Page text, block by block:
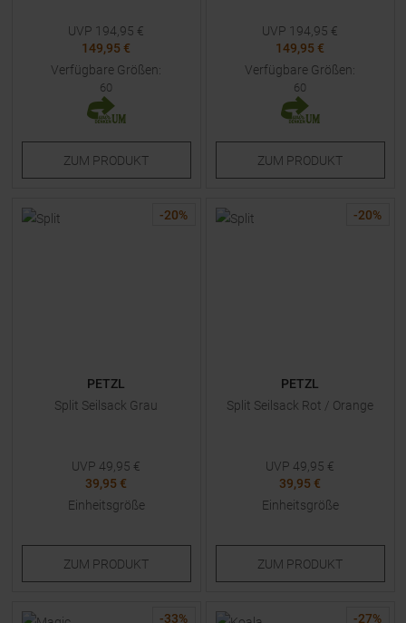
UVP 194,95 €
149,95 €
Verfügbare Größen:
60
ZUM PRODUKT
UVP 194,95 €
149,95 €
Verfügbare Größen:
60
ZUM PRODUKT
-20%
PETZL
Split Seilsack Grau
UVP 49,95 €
39,95 €
Einheitsgröße
ZUM PRODUKT
-20%
PETZL
Split Seilsack Rot / Orange
UVP 49,95 €
39,95 €
Einheitsgröße
ZUM PRODUKT
-33% -27%